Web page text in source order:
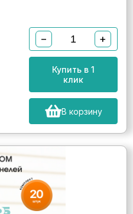
− +
Купить в 1
клик
В корзину